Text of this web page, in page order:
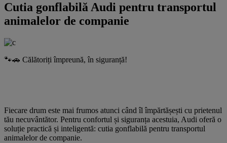
Cutia gonflabilă Audi pentru transportul
animalelor de companie
🐾🚗 Călătoriți împreună, în siguranță!
Fiecare drum este mai frumos atunci când îl împărtășești cu prietenul
tău necuvântător. Pentru confortul și siguranța acestuia, Audi oferă o
soluție practică și inteligentă: cutia gonflabilă pentru transportul
animalelor de companie.